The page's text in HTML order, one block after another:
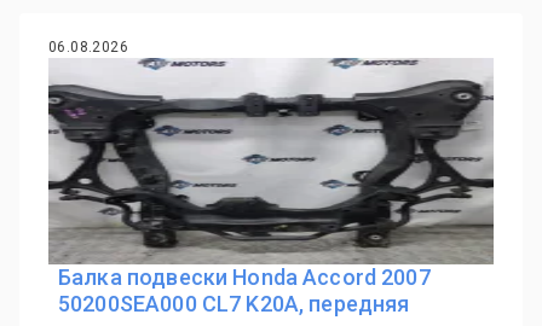
06.08.2026
Балка подвески Honda Accord 2007
50200SEA000 CL7 K20A, передняя